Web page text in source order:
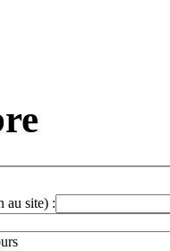
au site) :